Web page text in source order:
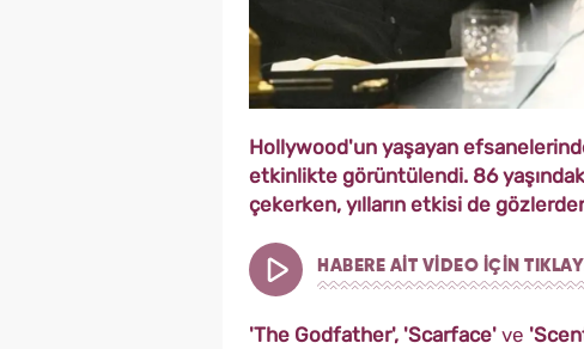
Hollywood'un yaşayan
etkinlikte görüntülendi. 86
çekerken, yılların etkisi de
HABERE AİT VİDEO İÇİN
'The Godfather', 'Scarface' ve